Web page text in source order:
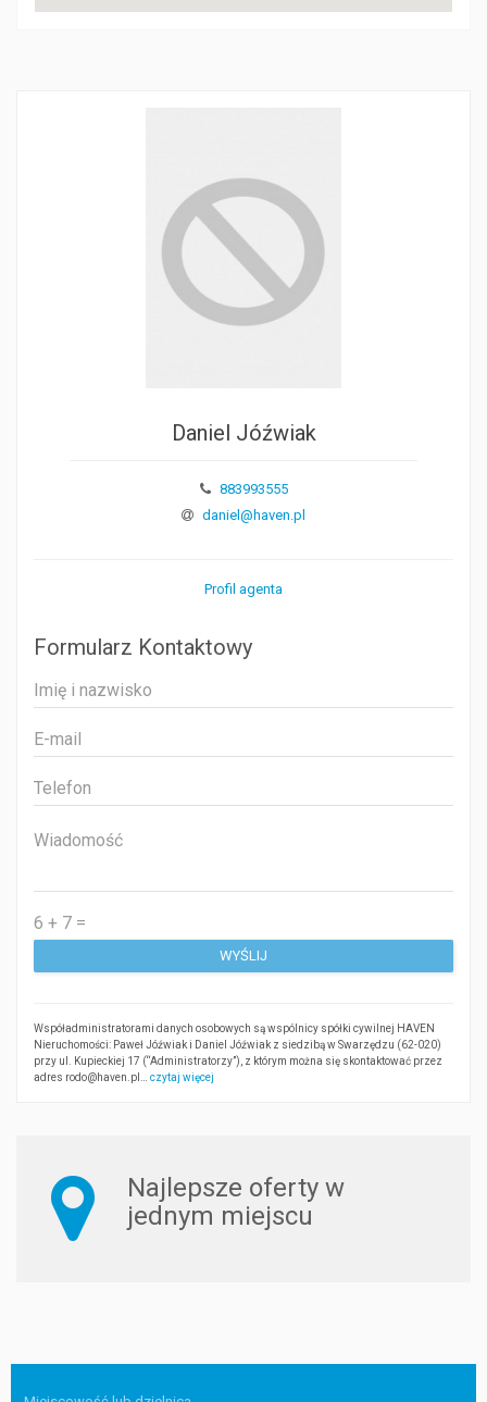
Daniel Jóźwiak
883993555
daniel@haven.pl
Profil agenta
Formularz Kontaktowy
Współadministratorami danych osobowych są wspólnicy spółki cywilnej HAVEN
Nieruchomości: Paweł Jóźwiak i Daniel Jóźwiak z siedzibą w Swarzędzu (62-020)
przy ul. Kupieckiej 17 (“Administratorzy”), z którym można się skontaktować przez
adres rodo@haven.pl… czytaj więcej
Najlepsze oferty w
jednym miejscu